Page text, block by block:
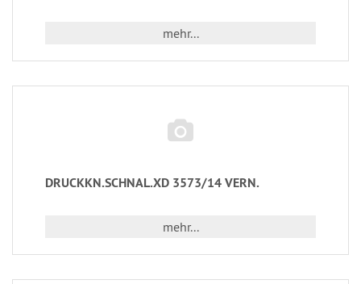
mehr...
DRUCKKN.SCHNAL.XD 3573/14 VERN.
mehr...